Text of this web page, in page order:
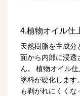
4.植物オイル仕
天然樹脂を主成
面から内部に浸透
ん。 植物オイル
塗料が硬化します
も剥がれにくくな